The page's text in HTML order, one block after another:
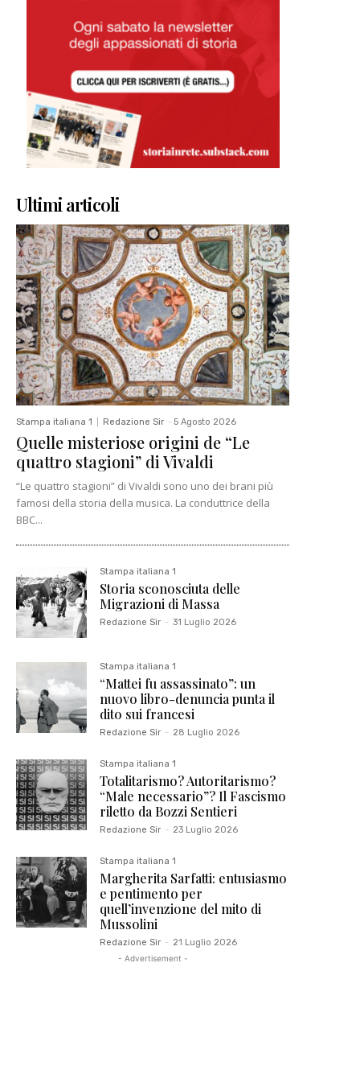
Ultimi articoli
Stampa italiana 1 Redazione Sir - 5 Agosto 2026
Quelle misteriose origini de “Le
quattro stagioni” di Vivaldi
“Le quattro stagioni” di Vivaldi sono uno dei brani più
famosi della storia della musica. La conduttrice della
BBC...
Stampa italiana 1
Storia sconosciuta delle
Migrazioni di Massa
Redazione Sir - 31 Luglio 2026
Stampa italiana 1
“Mattei fu assassinato”: un
nuovo libro-denuncia punta il
dito sui francesi
Redazione Sir - 28 Luglio 2026
Stampa italiana 1
Totalitarismo? Autoritarismo?
“Male necessario”? Il Fascismo
riletto da Bozzi Sentieri
Redazione Sir - 23 Luglio 2026
Stampa italiana 1
Margherita Sarfatti: entusiasmo
e pentimento per
quell’invenzione del mito di
Mussolini
Redazione Sir - 21 Luglio 2026
- Advertisement -